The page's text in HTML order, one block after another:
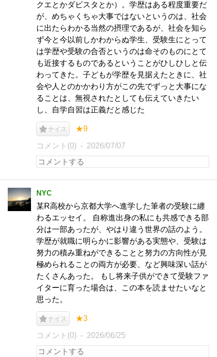
クエとかダビスタとか）。学歴はある程度重要だ
が、めちゃくちゃ大事ではないというのは、社会
に出たらわかる当然の摂理であるが、社会を知ら
ず今と今以前しかわからぬ学生、受験生にとって
は学歴や受験の合否というのは命そのものにとて
も近接するものであるということがひしひしと伝
わってきた。子どもが学歴を見据えたときに、社
会や人とのかかわり方がこの先でずっと大事にな
ることは、無視されたとしても伝えていきたい
し、自学自習は正義だと感じた
ナイス ★9
コメント(0) 2026/07/07
NYC
某R高校から京都大学へ進学した筆者の受験に纏
わるエッセイ。 自称進出身の私にも共感できる部
分は一部あったが、やはり違う世界の話のよう。
学歴が就職に明らかに影響がある実態や、受験は
努力の積み重ねができることと努力の方向性が見
極められることの両方が必要、など興味深い話が
たくさんあった。 もし将来子供ができて受験ファ
イターに育った場合は、この本を読ませたいなと
思った。
ナイス ★3
コメント(0) 2026/06/25